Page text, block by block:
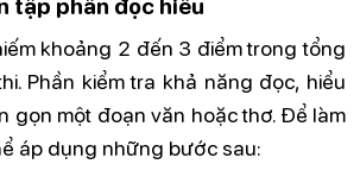
khoảng 2 đến 3 điểm trong tổng
Phần kiểm tra khả năng đọc, hiểu
gọn một đoạn văn hoặc thơ. Để làm
áp dụng những bước sau: